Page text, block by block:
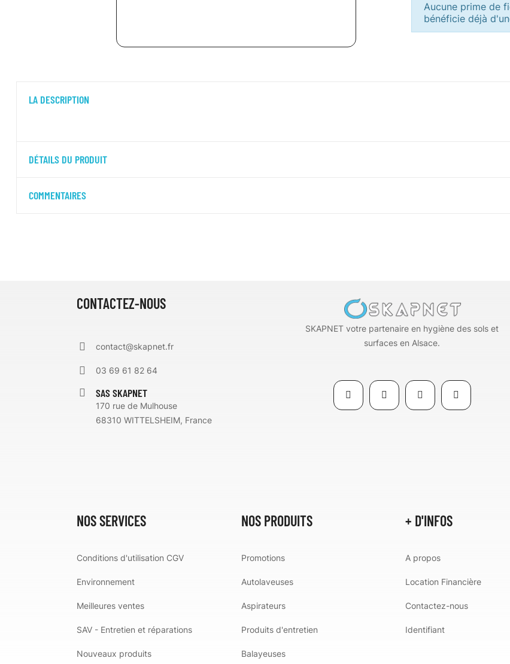
Aucune prime de
bénéficie déjà
LA DESCRIPTION
DÉTAILS DU PRODUIT
COMMENTAIRES
CONTACTEZ-NOUS
contact@skapnet.fr
03 69 61 82 64
SAS SKAPNET
170 rue de Mulhouse
68310 WITTELSHEIM, France
SKAPNET votre partenaire en hygiène des sols et
surfaces en Alsace.
NOS SERVICES
Conditions d'utilisation CGV
Environnement
Meilleures ventes
SAV - Entretien et réparations
Nouveaux produits
NOS PRODUITS
Promotions
Autolaveuses
Aspirateurs
Produits d'entretien
Balayeuses
+ D'INFOS
A propos
Location Financière
Contactez-nous
Identifiant